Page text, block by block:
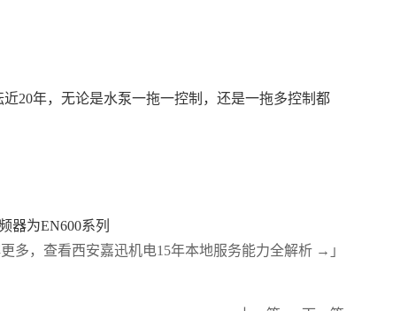
20年，无论是水泵一拖一控制，还是一拖多控制都
器为EN600系列
更多，查看西安嘉迅机电15年本地服务能力全解析 →」